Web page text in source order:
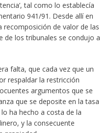
tal como lo establecía
941/91. Desde allí en
recomposición de valor de las
de los tribunales se condujo a
falta, que cada vez que un
respaldar la restricción
argumentos que se
que se deposite en la tasa
ha hecho a costa de la
y la consecuente